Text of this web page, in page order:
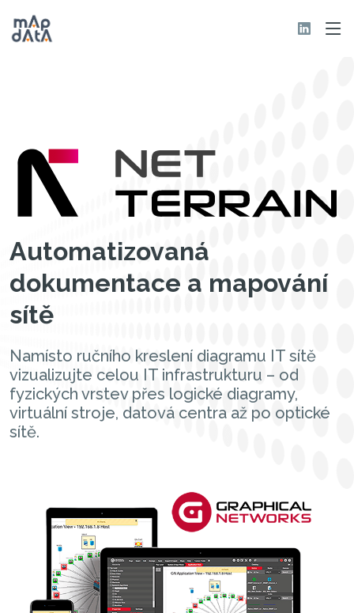
Automatizovaná
dokumentace a mapování
sítě
Namísto ručního kreslení diagramu IT sítě
vizualizujte celou IT infrastrukturu – od
fyzických vrstev přes logické diagramy,
virtuální stroje, datová centra až po optické
sítě.